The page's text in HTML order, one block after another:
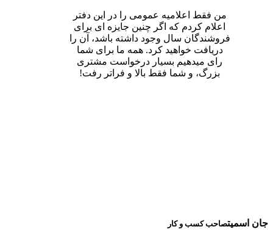
من فقط اعلامیه عمومی را در این دفتر
اعلام کردم که اگر چنین جایزه ای برای
فروشندگان سال وجود داشته باشد، آن را
دریافت خواهید کرد. همه ما برای شما
رای میدهیم بسیار درخواست مشتری
بزرگ، و شما فقط بالا و فراتر رفت!
جان اسمیتصاحب کسب و کار